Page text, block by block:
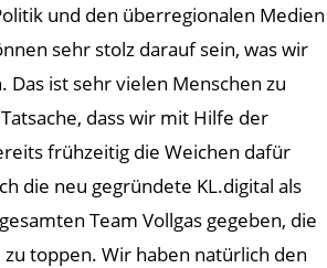
und den überregionalen Medien
sehr stolz darauf sein, was wir
Das ist sehr vielen Menschen zu
dass wir mit Hilfe der
frühzeitig die Weichen dafür
die neu gegründete KL.digital als
Team Vollgas gegeben, die
toppen. Wir haben natürlich den